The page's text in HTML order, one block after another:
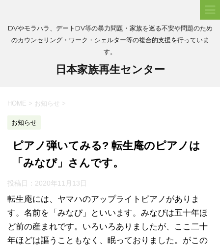
DVやモラハラ、デートDV等の暴力問題・家族を巡る不安や問題のため
のカウンセリング・ワーク・シェルター等の複合的支援を行っていま
す。
日本家族再生センター
HOME > お知らせ >
お知らせ
ピアノ弾いてみる? 転生庵のピアノは
「みなぴ」さんです。
投稿日： 2020年11月13日
転生庵には、ヤマハのアップライトピアノがありま
す。名前を「みなぴ」といいます。みなぴは五十年ほ
ど前の産まれです。いろいろありましたが、ここ二十
年ほどは謳うこともなく、眠っておりました。がこの